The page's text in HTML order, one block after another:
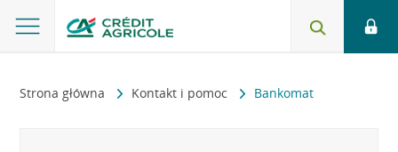
Strona główna Kontakt i pomoc Bankomat